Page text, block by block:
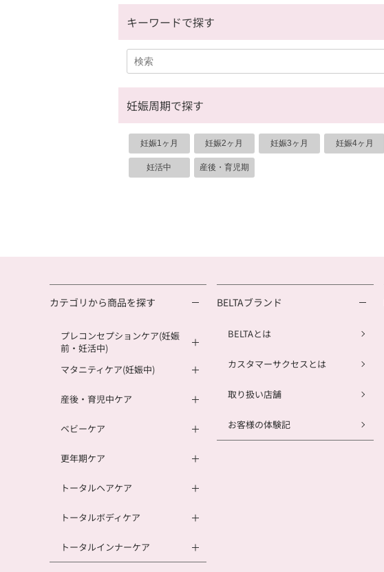
キーワードで探す
妊娠周期で探す
妊娠1ヶ月 妊娠2ヶ月 妊娠3ヶ月 妊娠4ヶ月
妊活中 産後・育児期
カテゴリから商品を探す
プレコンセプションケア(妊娠
前・妊活中)
マタニティケア(妊娠中)
産後・育児中ケア
ベビーケア
更年期ケア
トータルヘアケア
トータルボディケア
トータルインナーケア
BELTAブランド
BELTAとは
カスタマーサクセスとは
取り扱い店舗
お客様の体験記